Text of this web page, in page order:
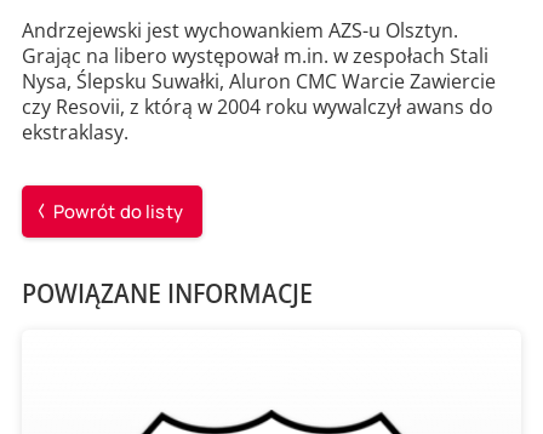
Andrzejewski jest wychowankiem AZS-u Olsztyn.
Grając na libero występował m.in. w zespołach Stali
Nysa, Ślepsku Suwałki, Aluron CMC Warcie Zawiercie
czy Resovii, z którą w 2004 roku wywalczył awans do
ekstraklasy.
Powrót do listy
POWIĄZANE INFORMACJE